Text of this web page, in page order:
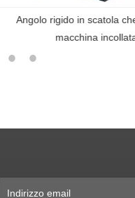
Angolo rigido in scatola
macchina